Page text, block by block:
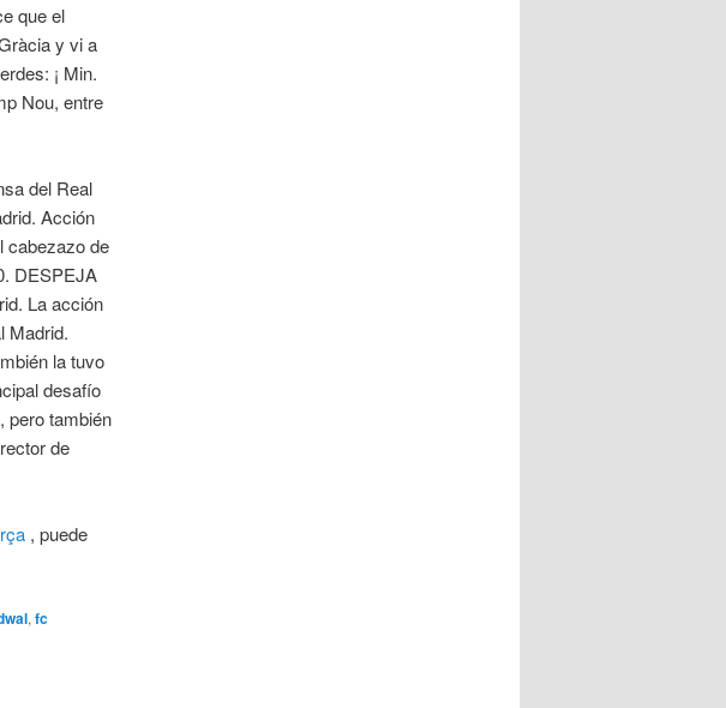
que el
y vi a
¡ Min.
Nou, entre
del Real
Acción
cabezazo de
DESPEJA
La acción
Madrid.
la tuvo
desafío
pero también
de
, puede
, fc